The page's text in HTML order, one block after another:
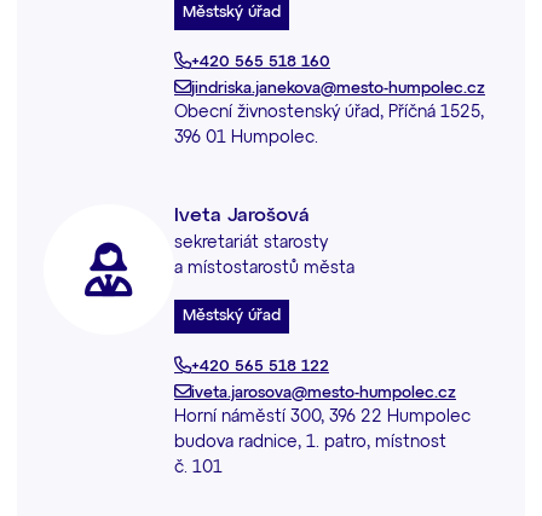
Městský úřad
+420 565 518 160
jindriska.janekova@mesto-humpolec.cz
Obecní živnostenský úřad, Příčná 1525,
396 01 Humpolec.
Iveta Jarošová
sekretariát starosty
a místostarostů města
Městský úřad
+420 565 518 122
iveta.jarosova@mesto-humpolec.cz
Horní náměstí 300, 396 22 Humpolec
budova radnice, 1. patro, místnost
č. 101